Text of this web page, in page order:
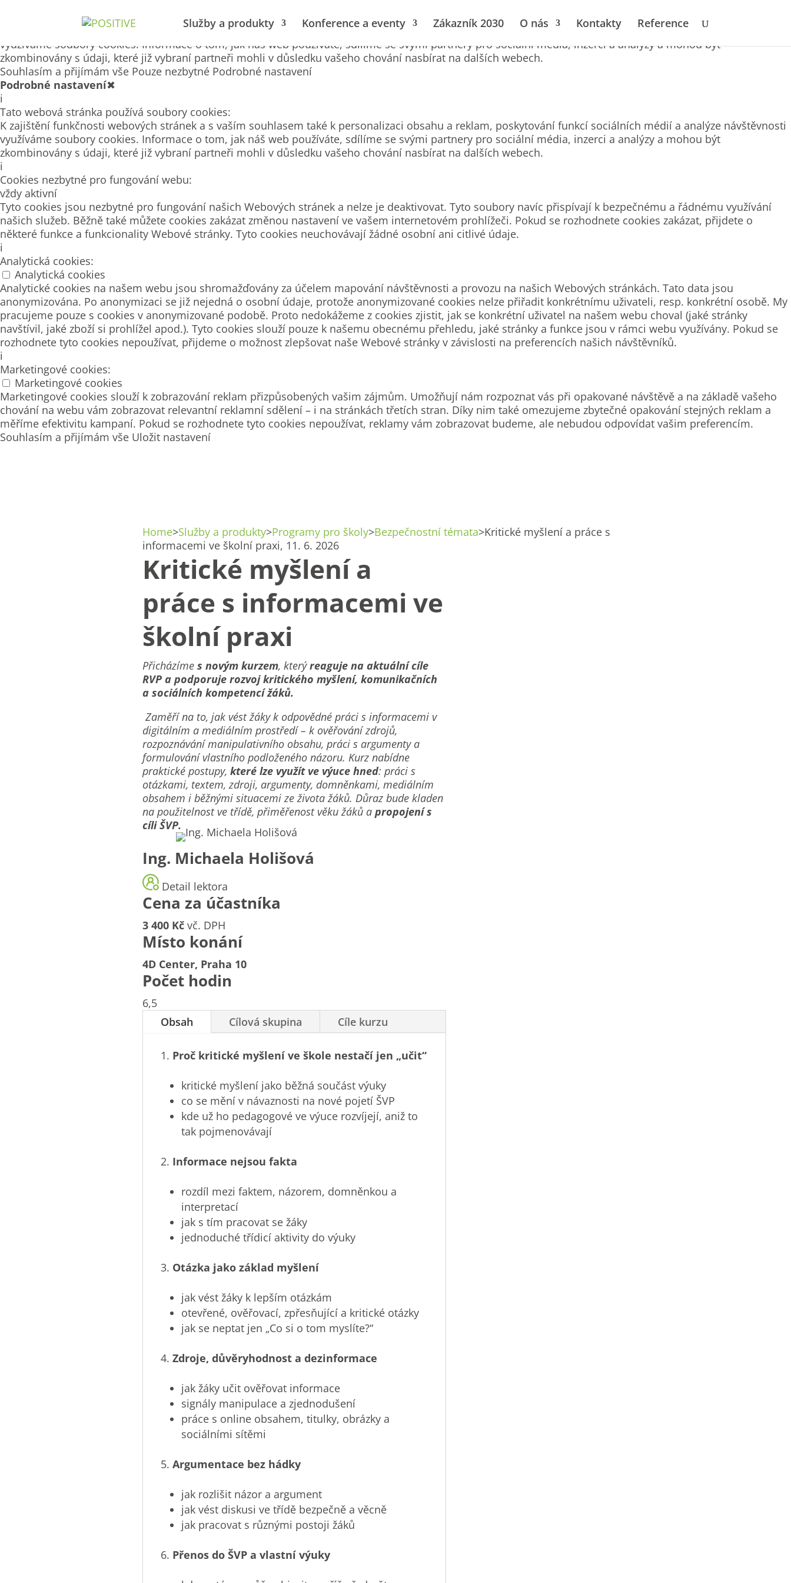
K zajištění funkčnosti webových stránek a s vaším souhlasem také k personalizaci obsahu a reklam, poskytování funkcí sociálních médií a analýze návštěvnosti
využíváme soubory cookies. Informace o tom, jak náš web používáte, sdílíme se svými partnery pro sociální média, inzerci a analýzy a mohou být
zkombinovány s údaji, které již vybraní partneři mohli v důsledku vašeho chování nasbírat na dalších webech.
Souhlasím a přijímám vše Pouze nezbytné Podrobné nastavení
Podrobné nastavení✖
i
Tato webová stránka používá soubory cookies:
K zajištění funkčnosti webových stránek a s vaším souhlasem také k personalizaci obsahu a reklam, poskytování funkcí sociálních médií a analýze návštěvnosti
využíváme soubory cookies. Informace o tom, jak náš web používáte, sdílíme se svými partnery pro sociální média, inzerci a analýzy a mohou být
zkombinovány s údaji, které již vybraní partneři mohli v důsledku vašeho chování nasbírat na dalších webech.
i
Cookies nezbytné pro fungování webu:
vždy aktivní
Tyto cookies jsou nezbytné pro fungování našich Webových stránek a nelze je deaktivovat. Tyto soubory navíc přispívají k bezpečnému a řádnému využívání
našich služeb. Běžně také můžete cookies zakázat změnou nastavení ve vašem internetovém prohlížeči. Pokud se rozhodnete cookies zakázat, přijdete o
některé funkce a funkcionality Webové stránky. Tyto cookies neuchovávají žádné osobní ani citlivé údaje.
i
Analytická cookies:
Analytická cookies
Analytické cookies na našem webu jsou shromažďovány za účelem mapování návštěvnosti a provozu na našich Webových stránkách. Tato data jsou
anonymizována. Po anonymizaci se již nejedná o osobní údaje, protože anonymizované cookies nelze přiřadit konkrétnímu uživateli, resp. konkrétní osobě. My
pracujeme pouze s cookies v anonymizované podobě. Proto nedokážeme z cookies zjistit, jak se konkrétní uživatel na našem webu choval (jaké stránky
navštívil, jaké zboží si prohlížel apod.). Tyto cookies slouží pouze k našemu obecnému přehledu, jaké stránky a funkce jsou v rámci webu využívány. Pokud se
rozhodnete tyto cookies nepoužívat, přijdeme o možnost zlepšovat naše Webové stránky v závislosti na preferencích našich návštěvníků.
i
Marketingové cookies:
Marketingové cookies
Marketingové cookies slouží k zobrazování reklam přizpůsobených vašim zájmům. Umožňují nám rozpoznat vás při opakované návštěvě a na základě vašeho
chování na webu vám zobrazovat relevantní reklamní sdělení – i na stránkách třetích stran. Díky nim také omezujeme zbytečné opakování stejných reklam a
měříme efektivitu kampaní. Pokud se rozhodnete tyto cookies nepoužívat, reklamy vám zobrazovat budeme, ale nebudou odpovídat vašim preferencím.
Souhlasím a přijímám vše Uložit nastavení
Služby a produkty Konference a eventy Zákazník 2030 O nás Kontakty Reference
Home>Služby a produkty>Programy pro školy>Bezpečnostní témata>Kritické myšlení a práce s
informacemi ve školní praxi, 11. 6. 2026
Kritické myšlení a
práce s informacemi ve
školní praxi
Přicházímes novým kurzem, kterýreaguje na aktuální cíle
RVP a podporuje rozvoj kritického myšlení, komunikačních
a sociálních kompetencí žáků.
Zaměří na to, jak vést žáky k odpovědné práci s informacemi v
digitálním a mediálním prostředí – k ověřování zdrojů,
rozpoznávání manipulativního obsahu, práci s argumenty a
formulování vlastního podloženého názoru. Kurz nabídne
praktické postupy, které lze využít ve výuce hned: práci s
otázkami, textem, zdroji, argumenty, domněnkami, mediálním
obsahem i běžnými situacemi ze života žáků. Důraz bude kladen
na použitelnost ve třídě, přiměřenost věku žáků a propojení s
cíli ŠVP.
Ing. Michaela Holišová
Detail lektora
Cena za účastníka
3 400 Kčvč. DPH
Místo konání
4D Center, Praha 10
Počet hodin
6,5
Obsah
Cílová skupina Cíle kurzu
Proč kritické myšlení ve škole nestačí jen „učit“
kritické myšlení jako běžná součást výuky
co se mění v návaznosti na nové pojetí ŠVP
kde už ho pedagogové ve výuce rozvíjejí, aniž to
tak pojmenovávají
Informace nejsou fakta
rozdíl mezi faktem, názorem, domněnkou a
interpretací
jak s tím pracovat se žáky
jednoduché třídicí aktivity do výuky
Otázka jako základ myšlení
jak vést žáky k lepším otázkám
otevřené, ověřovací, zpřesňující a kritické otázky
jak se neptat jen „Co si o tom myslíte?“
Zdroje, důvěryhodnost a dezinformace
jak žáky učit ověřovat informace
signály manipulace a zjednodušení
práce s online obsahem, titulky, obrázky a
sociálními sítěmi
Argumentace bez hádky
jak rozlišit názor a argument
jak vést diskusi ve třídě bezpečně a věcně
jak pracovat s různými postoji žáků
Přenos do ŠVP a vlastní výuky